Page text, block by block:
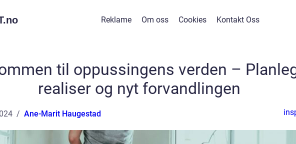
no Reklame Om oss Cookies Kontakt Oss
til oppussingens verden –
realiser og nyt forvandlingen
Ane-Marit Haugestad